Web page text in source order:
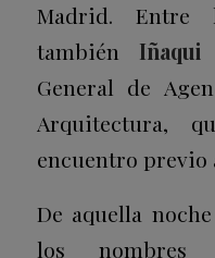
Madrid. Entre
también Iñaqui
General de
Arquitectura,
encuentro previo
De aquella
los nombres